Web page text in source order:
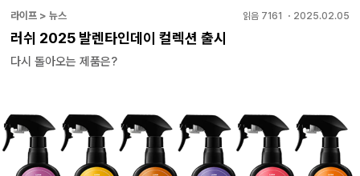
라이프 > 뉴스 읽음 7161 ・ 2025.02.05
러쉬 2025 발렌타인데이 컬렉션 출시
다시 돌아오는 제품은?